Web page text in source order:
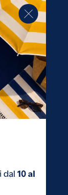
dal10 al